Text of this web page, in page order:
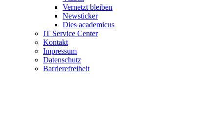
Vernetzt bleiben
Newsticker
Dies academicus
IT Service Center
Kontakt
Impressum
Datenschutz
Barrierefreiheit